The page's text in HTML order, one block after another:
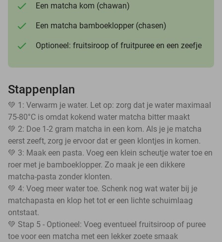
Een matcha kom (chawan)
Een matcha bamboeklopper (chasen)
Optioneel: fruitsiroop of fruitpuree en een zeefje
Stappenplan
💚 1: Verwarm je water. Let op: zorg dat je water maximaal
75-80°C is omdat kokend water matcha bitter maakt
💚 2: Doe 1-2 gram matcha in een kom. Als je je matcha
eerst zeeft, zorg je ervoor dat er geen klontjes in komen.
💚 3: Maak een pasta. Voeg een klein scheutje water toe en
roer met je bamboeklopper. Zo maak je een dikkere
matcha-pasta zonder klonten.
💚 4: Voeg meer water toe. Schenk nog wat water bij je
matchapasta en klop het tot er een lichte schuimlaag
ontstaat.
💚 Stap 5 - Optioneel: Voeg eventueel fruitsiroop of puree
toe voor een matcha met een lekker zoete smaak